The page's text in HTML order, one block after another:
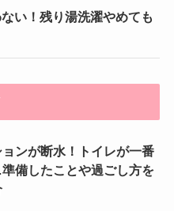
い！残り湯洗濯やめても
ンが断水！トイレが一番
備したことや過ごし方を